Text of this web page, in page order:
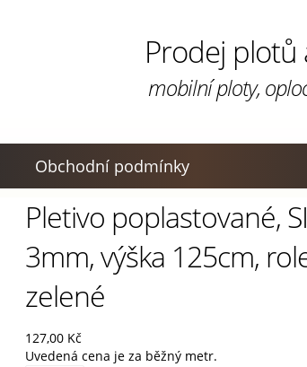
Prodej plotů
mobilní ploty,
Obchodní podmínky
Pletivo poplastované,
3mm, výška 125cm,
zelené
127,00 Kč
Uvedená cena je za běžný metr.